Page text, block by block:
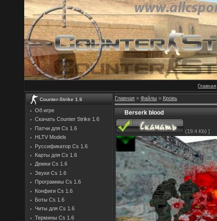
Главная
Counter-Strike 1.6
Об игре
Скачать Counter Strike 1.6
Патчи для Cs 1.6
HLTV Models
Руссификатор Cs 1.6
Карты для Cs 1.6
Демки Cs 1.6
Звуки Cs 1.6
Программы Cs 1.6
Конфиги Cs 1.6
Боты Cs 1.6
Читы для Cs 1.6
Термины Cs 1.6
Главная » Файлы » Кровь
Berserk blood
(19.4 Kb) ]